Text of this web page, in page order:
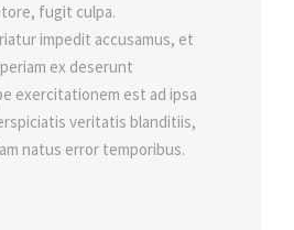
fugit culpa.
impedit accusamus, et
ex deserunt
exercitationem est ad ipsa
veritatis blanditiis,
natus error temporibus.